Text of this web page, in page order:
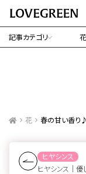
記事カテゴリ
花 春の甘い香り
ヒヤシンス
ヒヤシンス｜